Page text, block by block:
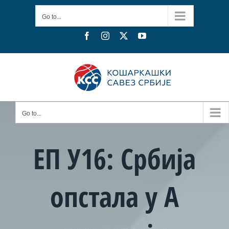
Go to...
FacebookInstagram YouTube
Go to...
ЕП У16: Србија
опстала у А